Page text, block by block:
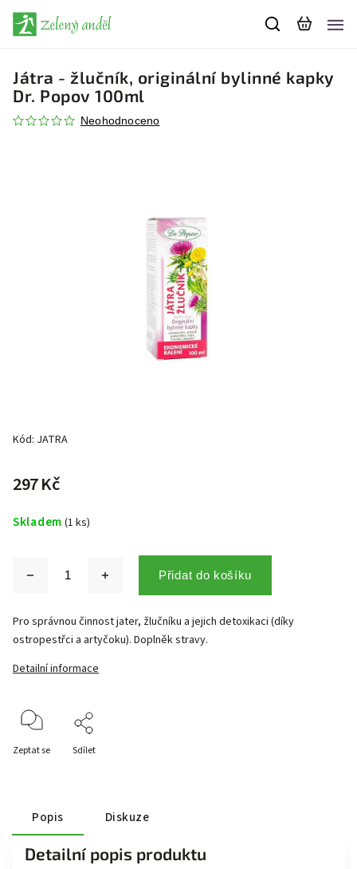
Játra - žlučník, originální bylinné kapky
Dr. Popov 100ml
Neohodnoceno
Kód: JATRA
297 Kč
Skladem (1 ks)
Přidat do košíku
Pro správnou činnost jater, žlučníku a jejich detoxikaci (díky
ostropestřci a artyčoku). Doplněk stravy.
Detailní informace
Zeptat se Sdílet
Popis Diskuze
Detailní popis produktu